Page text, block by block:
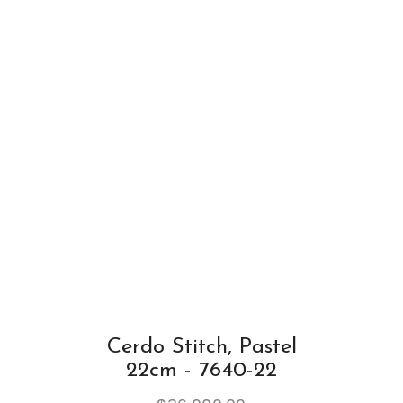
Cerdo Stitch, Pastel
22cm - 7640-22